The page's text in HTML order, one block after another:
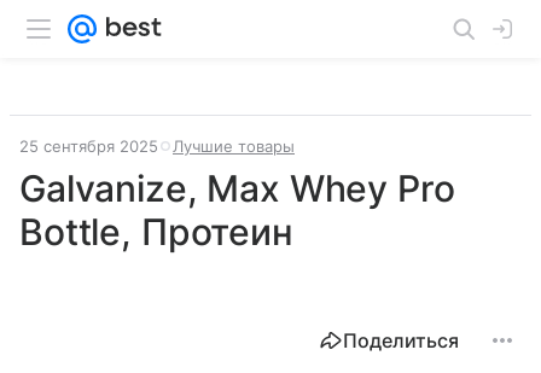
25 сентября 2025 Лучшие товары
Galvanize, Max Whey Pro
Bottle, Протеин
Поделиться